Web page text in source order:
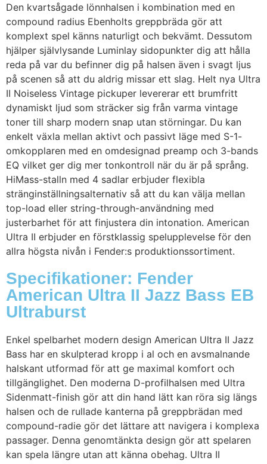
Den kvartsågade lönnhalsen i kombination med en
compound radius Ebenholts greppbräda gör att
komplext spel känns naturligt och bekvämt. Dessutom
hjälper självlysande Luminlay sidopunkter dig att hålla
reda på var du befinner dig på halsen även i svagt ljus
på scenen så att du aldrig missar ett slag. Helt nya Ultra
II Noiseless Vintage pickuper levererar ett brumfritt
dynamiskt ljud som sträcker sig från varma vintage
toner till sharp modern snap utan störningar. Du kan
enkelt växla mellan aktivt och passivt läge med S-1-
omkopplaren med en omdesignad preamp och 3-bands
EQ vilket ger dig mer tonkontroll när du är på språng.
HiMass-stalln med 4 sadlar erbjuder flexibla
stränginställningsalternativ så att du kan välja mellan
top-load eller string-through-användning med
justerbarhet för att finjustera din intonation. American
Ultra II erbjuder en förstklassig spelupplevelse för den
allra högsta nivån i Fender:s produktionssortiment.
Specifikationer: Fender
American Ultra II Jazz Bass EB
Ultraburst
Enkel spelbarhet modern design American Ultra II Jazz
Bass har en skulpterad kropp i al och en avsmalnande
halskant utformad för att ge maximal komfort och
tillgänglighet. Den moderna D-profilhalsen med Ultra
Sidenmatt-finish gör att din hand lätt kan röra sig längs
halsen och de rullade kanterna på greppbrädan med
compound-radie gör det lättare att navigera i komplexa
passager. Denna genomtänkta design gör att spelaren
kan spela längre utan att känna obehag. Ultra II